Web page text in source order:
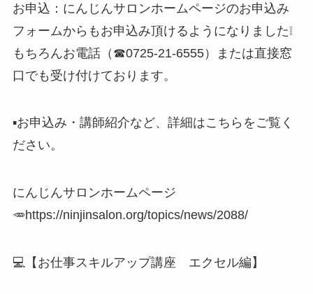
お申込：にんじんサロンホームページのお申込み
フォームからもお申込み頂けるようになりました❕
もちろんお電話（☎︎0725-21-6555）または直接窓
口でも受け付けております。
▪️お申込み・講師紹介など、詳細はこちらをご覧く
ださい。
にんじんサロンホームページ
🥕https://ninjinsalon.org/topics/news/2088/
💻【お仕事スキルアップ講座 エクセル編】